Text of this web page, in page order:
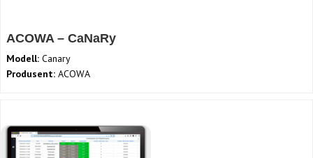
ACOWA – CaNaRy
Modell: Canary
Produsent: ACOWA